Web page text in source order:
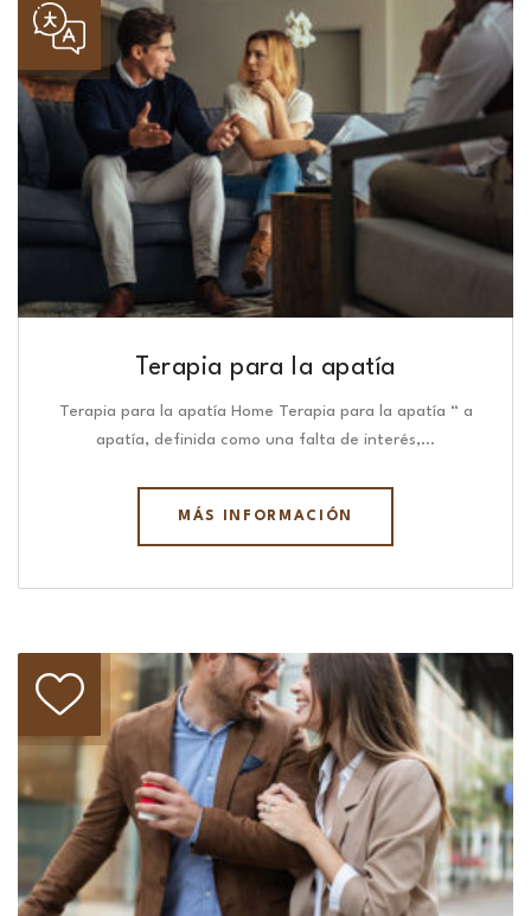
Terapia para la apatía
Terapia para la apatía Home Terapia para la apatía “ a
apatía, definida como una falta de interés,…
MÁS INFORMACIÓN